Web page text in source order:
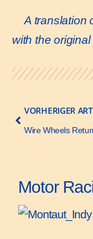
A translation
with the
VORHERIGER
Motor